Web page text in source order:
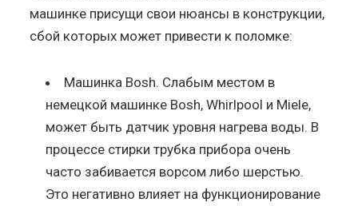
машинке присущи свои нюансы в конструкции,
сбой которых может привести к поломке:
Машинка Bosh. Слабым местом в
немецкой машинке Bosh, Whirlpool и Miele,
может быть датчик уровня нагрева воды. В
процессе стирки трубка прибора очень
часто забивается ворсом либо шерстью.
Это негативно влияет на функционирование